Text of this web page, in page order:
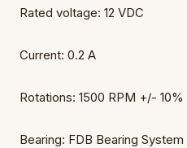
Rated voltage: 12 VDC
Current: 0.2 A
Rotations: 1500 RPM +/- 10%
Bearing: FDB Bearing System